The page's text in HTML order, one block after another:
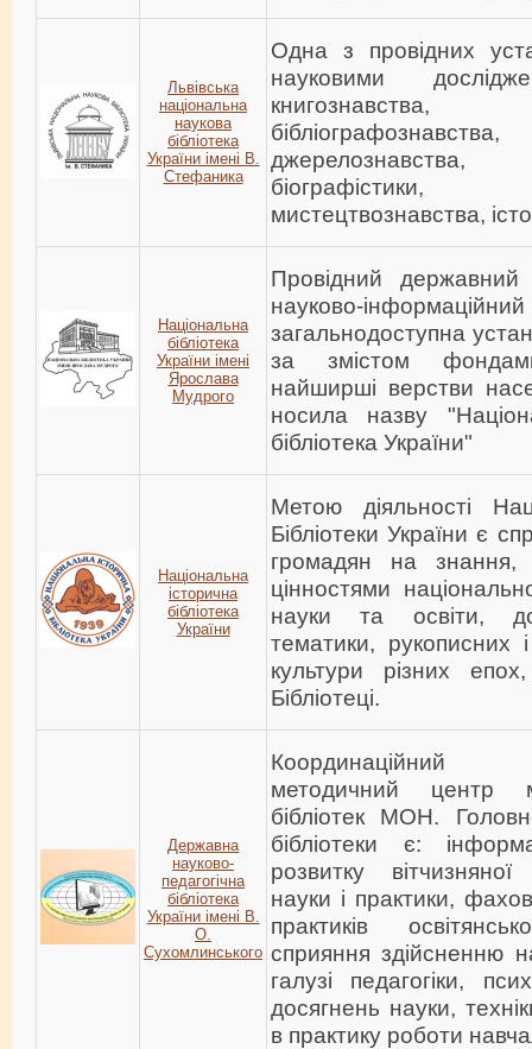
Львівська
національна
наукова
бібліотека
України імені В.
Стефаника
Одна з провідних
науковими
книгознавства,
джерелознавства,
мистецтвознавства,
Національна
бібліотека
України імені
Ярослава
Мудрого
Провідний державний
науково-
загальнодоступна
за змістом
найширші верстви
носила назву
бібліотека України"
Національна
історична
бібліотека
України
Метою діяльності
Бібліотеки України є
громадян на знання,
цінностями
науки та освіти,
тематики, рукописних
культури різних
Бібліотеці.
Державна
науково-
педагогічна
бібліотека
України імені В.
О.
Сухомлинського
методичний центр
бібліотек МОН.
бібліотеки є:
розвитку вітчизняної
науки і практики,
практиків
сприяння здійсненню
галузі педагогіки,
досягнень науки,
в практику роботи